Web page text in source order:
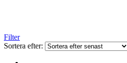
Filter
Sortera efter: